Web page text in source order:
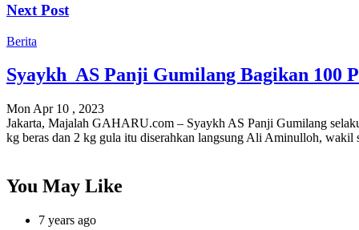
Next Post
Berita
Syaykh AS Panji Gumilang Bagikan 100
Mon Apr 10 , 2023
Jakarta, Majalah GAHARU.com – Syaykh AS Panji Gumilang
kg beras dan 2 kg gula itu diserahkan langsung Ali Aminulloh,
You May Like
7 years ago